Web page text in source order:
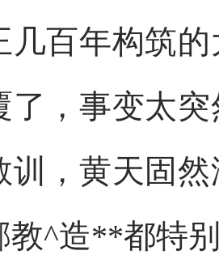
几百年构筑
了，事变太
训，黄天固
教^造**都特